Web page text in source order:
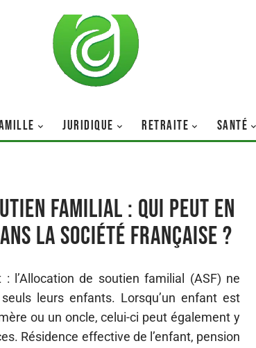
JURIDIQUE RETRAITE SANTÉ
familial : qui peut en
la société française ?
l’Allocation de soutien familial (ASF) ne
leurs enfants. Lorsqu’un enfant est
ou un oncle, celui-ci peut également y
Résidence effective de l’enfant, pension